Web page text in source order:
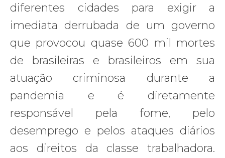
diferentes cidades para exigir a
imediata derrubada de um governo
que provocou quase 600 mil mortes
de brasileiras e brasileiros em sua
atuação criminosa durante a
pandemia e é diretamente
responsável pela fome, pelo
desemprego e pelos ataques diários
aos direitos da classe trabalhadora.